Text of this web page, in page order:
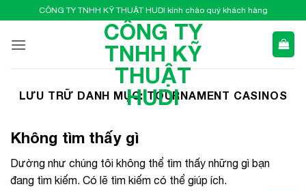
qua
nội
CÔNG TY TNHH KỸ THUẬT HUDI kính chào quý khách hàng
CÔNG TY
TNHH KỸ
THUẬT
HUDI
LƯU TRỮ DANH MỤC: TOURNAMENT CASINOS
Không tìm thấy gì
Dường như chúng tôi không thể tìm thấy những gì bạn
đang tìm kiếm. Có lẽ tìm kiếm có thể giúp ích.